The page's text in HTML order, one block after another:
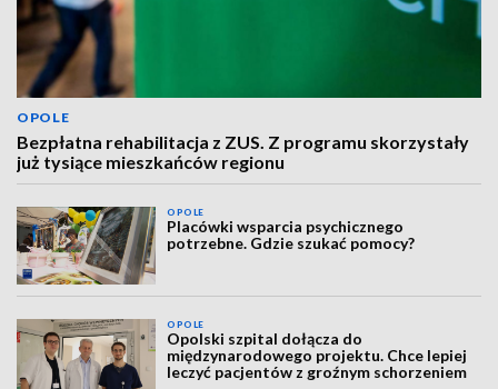
OPOLE
Bezpłatna rehabilitacja z ZUS. Z programu skorzystały
już tysiące mieszkańców regionu
OPOLE
Placówki wsparcia psychicznego
potrzebne. Gdzie szukać pomocy?
OPOLE
Opolski szpital dołącza do
międzynarodowego projektu. Chce lepiej
leczyć pacjentów z groźnym schorzeniem